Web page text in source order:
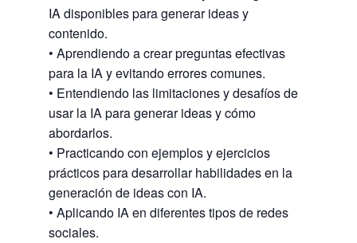
IA disponibles para generar ideas y
contenido.
• Aprendiendo a crear preguntas efectivas
para la IA y evitando errores comunes.
• Entendiendo las limitaciones y desafíos de
usar la IA para generar ideas y cómo
abordarlos.
• Practicando con ejemplos y ejercicios
prácticos para desarrollar habilidades en la
generación de ideas con IA.
• Aplicando IA en diferentes tipos de redes
sociales.